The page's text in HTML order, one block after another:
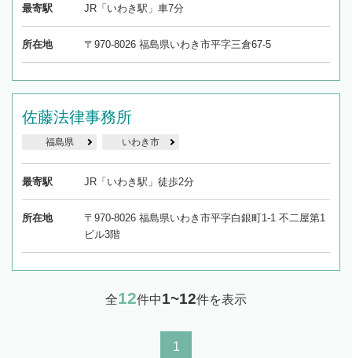
最寄駅 JR「いわき駅」車7分
所在地 〒970-8026 福島県いわき市平字三倉67-5
佐藤法律事務所
福島県 いわき市
最寄駅 JR「いわき駅」徒歩2分
所在地
〒970-8026 福島県いわき市平字白銀町1-1 不二屋第1
ビル3階
全12件中1~12件を表示
1